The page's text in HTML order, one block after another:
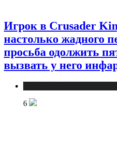
Игрок в Crusader
настолько жадного
просьба одолжить
вызвать у него
6